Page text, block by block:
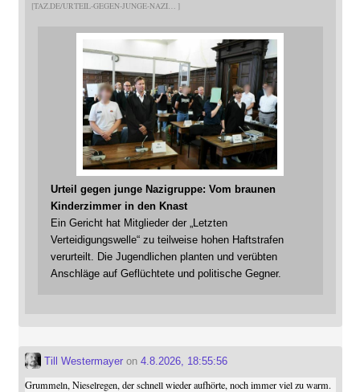
TAZ.DE/URTEIL-GEGEN-JUNGE-NAZI
Urteil gegen junge Nazigruppe: Vom braunen
Kinderzimmer in den Knast
Ein Gericht hat Mitglieder der „Letzten
Verteidigungswelle“ zu teilweise hohen Haftstrafen
verurteilt. Die Jugendlichen planten und verübten
Anschläge auf Geflüchtete und politische Gegner.
Till Westermayeron 4.8.2026, 18:55:56
Grummeln, Nieselregen, der schnell wieder aufhörte, noch immer viel zu warm.